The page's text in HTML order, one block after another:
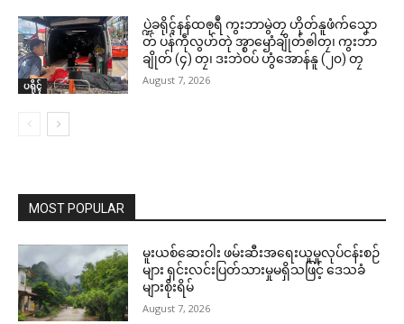
ပရိုၚ်
ပ္ဍဲခရိုၚ်နန်ထၜုရဳ ကွးဘာမွဲတၠ ဟိုတ်နူဖံက်သၞော
တ် ပန်ကဵုလွဟ်တုဲ အ္စာၝောံချိုတ်ၜါတၠ၊ ကွးဘာ
ချိုတ် (၄) တၠ၊ ဒးဘဲဝပ် ဟွံအောန်နူ (၂၀) တၠ
August 7, 2026
MOST POPULAR
မူးယစ်ဆေးဝါး ဖမ်းဆီးအရေးယူမှုလုပ်ငန်းစဉ်
များ ရှင်းလင်းပြတ်သားမှုမရှိသဖြင့် ဒေသခံ
များစိုးရိမ်
August 7, 2026